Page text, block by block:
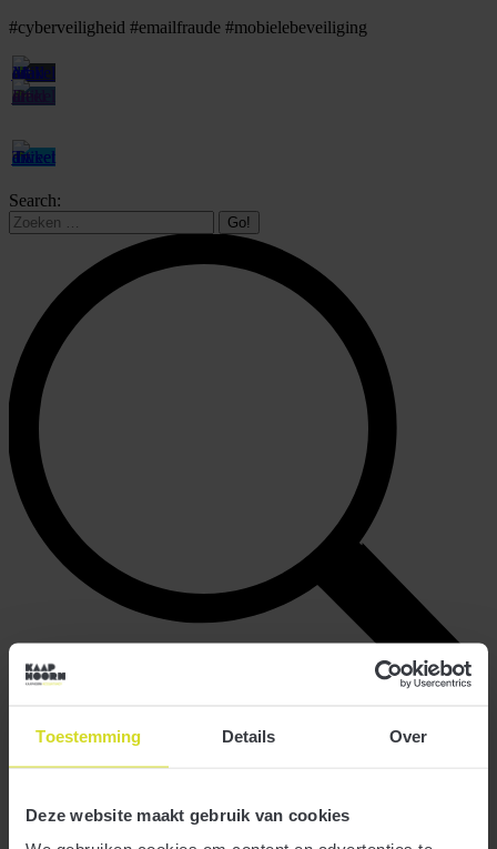
Toestemming Details Over
Deze website maakt gebruik van cookies
#cyberveiligheid #emailfraude #mobielebeveiliging
Search:
Archieven
augustus 2026
juni 2026
mei 2026
april 2026